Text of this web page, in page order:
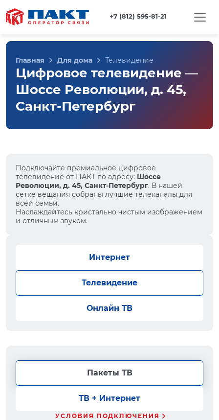
+7 (812) 595-81-21
Главная Для дома Телевидение
Цифровое телевидение —
Шоссе Революции, д. 45,
Санкт-Петербург
Подключайте премиальное цифровое
телевидение от ПАКТ по адресу: Шоссе
Революции, д. 45, Санкт-Петербург. В нашей
сетке вещания собраны лучшие телеканалы для
всей семьи.
Наслаждайтесь кристально чистым изображением
и отличным звуком.
Интернет
Телевидение
Онлайн ТВ
Пакеты ТВ
ТВ + Интернет
УСЛОВИЯ ПОДКЛЮЧЕНИЯ